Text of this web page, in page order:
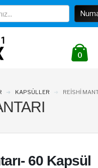
0
KAPSÜLLER REISHI
60 Kapsül